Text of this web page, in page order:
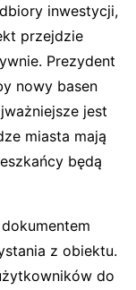
inwestycji,
przejdzie
Prezydent
nowy basen
jest
miasta mają
będą
z obiektu.
do